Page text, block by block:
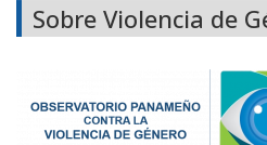
Sobre Violencia de